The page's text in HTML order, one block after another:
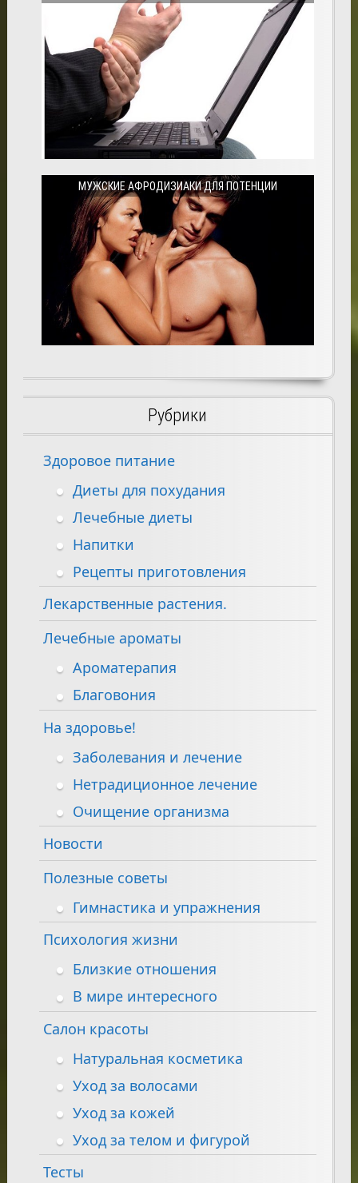
МУЖСКИЕ АФРОДИЗИАКИ ДЛЯ ПОТЕНЦИИ
Рубрики
Здоровое питание
Диеты для похудания
Лечебные диеты
Напитки
Рецепты приготовления
Лекарственные растения.
Лечебные ароматы
Ароматерапия
Благовония
На здоровье!
Заболевания и лечение
Нетрадиционное лечение
Очищение организма
Новости
Полезные советы
Гимнастика и упражнения
Психология жизни
Близкие отношения
В мире интересного
Салон красоты
Натуральная косметика
Уход за волосами
Уход за кожей
Уход за телом и фигурой
Тесты